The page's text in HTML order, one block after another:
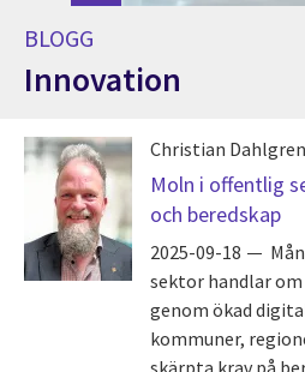
BLOGG
Innovation
Christian Dahlgren
Moln i offentlig
och beredskap
2025-09-18
sektor handlar
genom ökad
kommuner,
skärpta krav på